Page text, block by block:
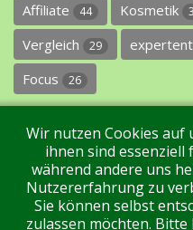
Affiliate 44 Kosmetik
Vergleich 29
Focus 26
Impressum Datenschutz
Wir nutzen Cookies auf
ihnen sind essenziell
während andere uns
Nutzererfahrung zu
Sie können selbst
zulassen möchten. Bitte